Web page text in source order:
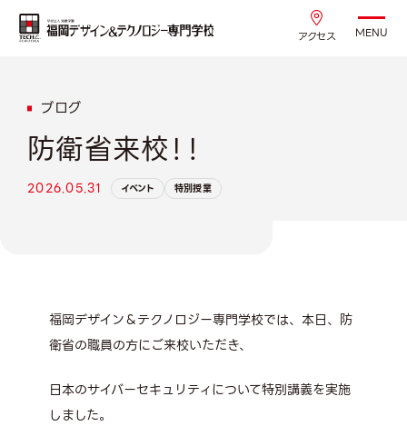
アクセス MENU
ブログ
防衛省来校！！
2026.05.31 イベント 特別授業
福岡デザイン＆テクノロジー専門学校では、本日、防
衛省の職員の方にご来校いただき、
日本のサイバーセキュリティについて特別講義を実施
しました。